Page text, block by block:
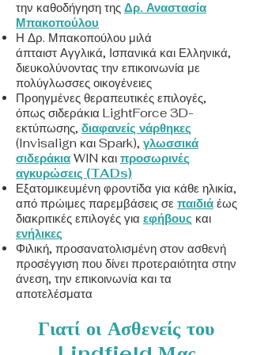
την καθοδήγηση της Δρ. Αναστασία
Μπακοπούλου
Η Δρ. Μπακοπούλου μιλά
άπταιστ Αγγλικά, Ισπανικά και Ελληνικά,
διευκολύνοντας την επικοινωνία με
πολύγλωσσες οικογένειες
Προηγμένες θεραπευτικές επιλογές,
όπως σιδεράκια LightForce 3D-
εκτύπωσης, διαφανείς νάρθηκες
(Invisalign και Spark), γλωσσικά
σιδεράκια WIN και προσωρινές
αγκυρώσεις (TADs)
Εξατομικευμένη φροντίδα για κάθε ηλικία,
από πρώιμες παρεμβάσεις σε παιδιά έως
διακριτικές επιλογές για εφήβους και
ενήλικες
Φιλική, προσανατολισμένη στον ασθενή
προσέγγιση που δίνει προτεραιότητα στην
άνεση, την επικοινωνία και τα
αποτελέσματα
Γιατί οι Ασθενείς του